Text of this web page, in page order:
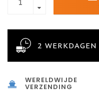
2 WERKDAGEN
WERELDWIJDE
VERZENDING